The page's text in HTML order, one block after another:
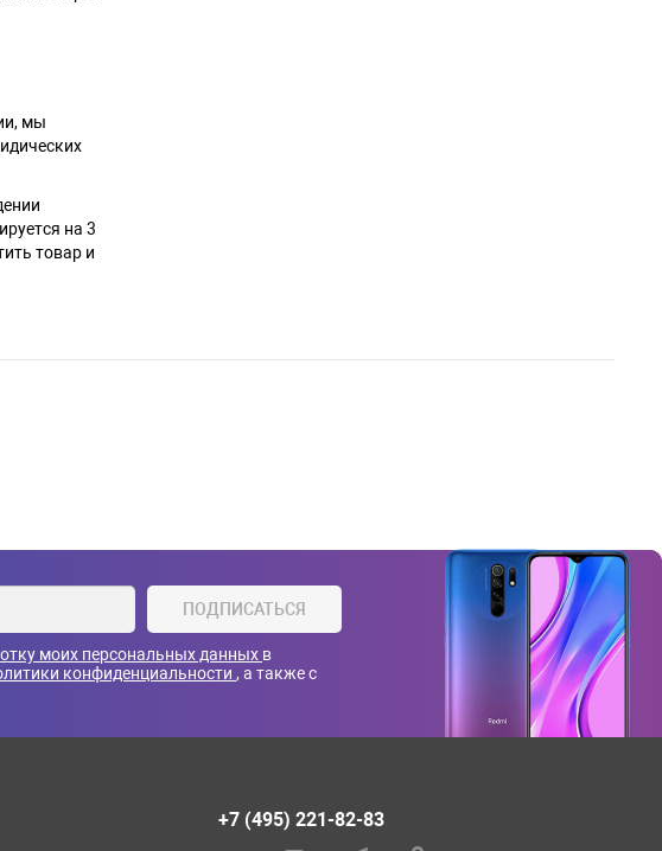
мы
на 3
товар и
ПОДПИСАТЬСЯ
моих персональных данных в
конфиденциальности , а также с
+7 (495) 221-82-83